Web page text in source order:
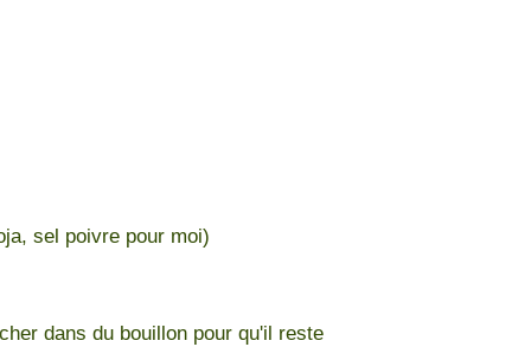
sel poivre pour moi)
dans du bouillon pour qu'il reste